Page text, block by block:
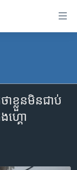
ខ្លួនមិនជាប់
ហ្គោ​